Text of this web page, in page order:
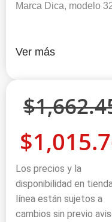
Marca Dica, modelo
Ver más
$
$
Los precios y la
disponibilidad en
línea están sujetos a
cambios sin previo